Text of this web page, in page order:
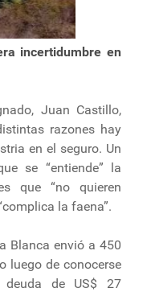
incertidumbre en
Juan Castillo,
razones hay
en el seguro. Un
se “entiende” la
que “no quieren
la faena”.
Blanca envió a 450
luego de conocerse
de US$ 27